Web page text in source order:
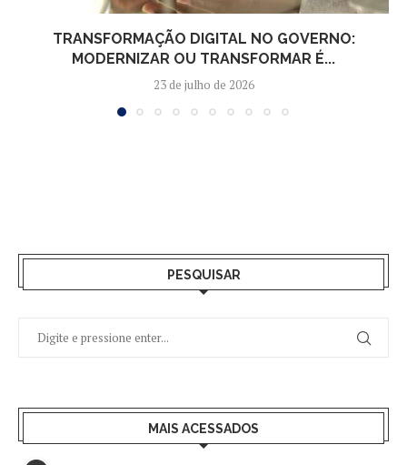
TRANSFORMAÇÃO DIGITAL NO GOVERNO:
MODERNIZAR OU TRANSFORMAR É...
23 de julho de 2026
PESQUISAR
MAIS ACESSADOS